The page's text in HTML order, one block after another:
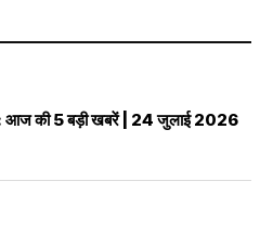
की 5 बड़ी खबरें | 24 जुलाई 2026